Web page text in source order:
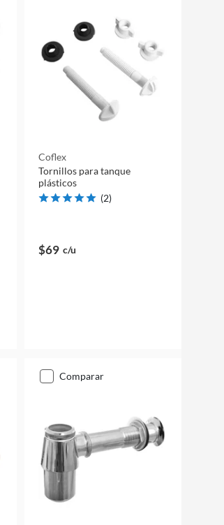
Coflex
Tornillos para tanque
plásticos
(2)
$69 c/u
comparar